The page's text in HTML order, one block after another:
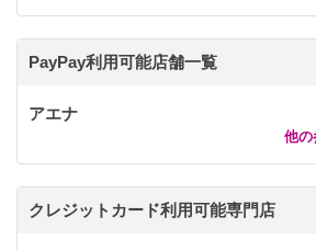
PayPay利用可能店舗一覧
アエナ
他の
クレジットカード利用可能専門店